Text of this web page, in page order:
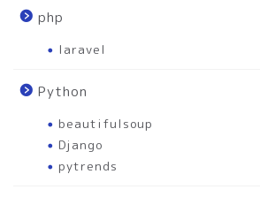
php
laravel
Python
beautifulsoup
Django
pytrends